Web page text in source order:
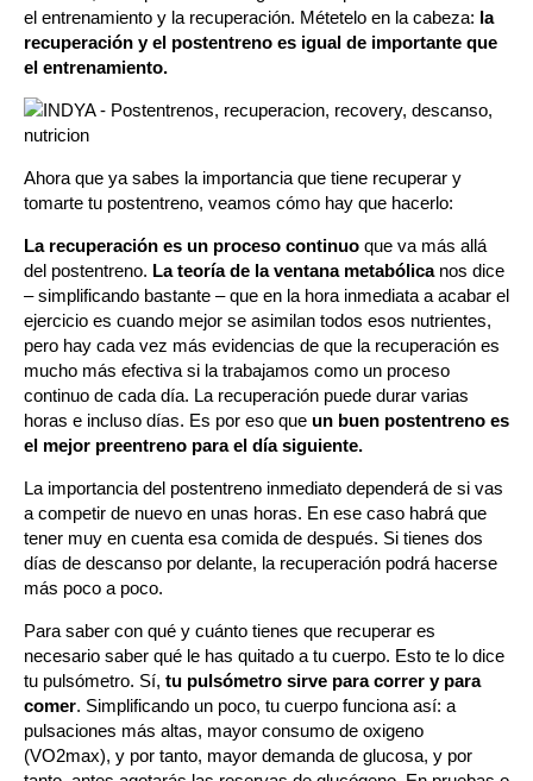
el entrenamiento y la recuperación. Métetelo en la cabeza: la
recuperación y el postentreno es igual de importante que
el entrenamiento.
Ahora que ya sabes la importancia que tiene recuperar y
tomarte tu postentreno, veamos cómo hay que hacerlo:
La recuperación es un proceso continuo que va más allá
del postentreno. La teoría de la ventana metabólicanos dice
– simplificando bastante – que en la hora inmediata a acabar el
ejercicio es cuando mejor se asimilan todos esos nutrientes,
pero hay cada vez más evidencias de que la recuperación es
mucho más efectiva si la trabajamos como un proceso
continuo de cada día. La recuperación puede durar varias
horas e incluso días. Es por eso que un buen postentreno es
el mejor preentreno para el día siguiente.
La importancia del postentreno inmediato dependerá de si vas
a competir de nuevo en unas horas. En ese caso habrá que
tener muy en cuenta esa comida de después. Si tienes dos
días de descanso por delante, la recuperación podrá hacerse
más poco a poco.
Para saber con qué y cuánto tienes que recuperar es
necesario saber qué le has quitado a tu cuerpo. Esto te lo dice
tu pulsómetro. Sí, tu pulsómetro sirve para correr y para
comer. Simplificando un poco, tu cuerpo funciona así: a
pulsaciones más altas, mayor consumo de oxigeno
(VO2max), y por tanto, mayor demanda de glucosa, y por